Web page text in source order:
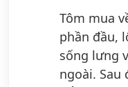
Tôm mua
phần đầu,
sống lưng
ngoài. Sau